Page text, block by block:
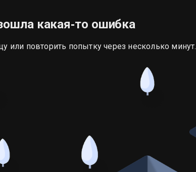
какая‑то ошибка
или повторить попытку через несколько минут.